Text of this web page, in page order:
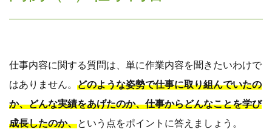
仕事内容に関する質問は、単に作業内容を聞きたいわけで
はありません。 どのような姿勢で仕事に取り組んでいたの
か、どんな実績をあげたのか、仕事からどんなことを学び
成長したのか、という点をポイントに答えましょう。